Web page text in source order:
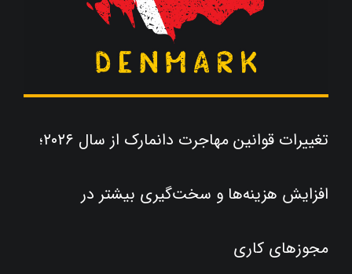
تغییرات قوانین مهاجرت دانمارک از سال ۲۰۲۶؛
افزایش هزینه‌ها و سخت‌گیری بیشتر در
مجوزهای کاری